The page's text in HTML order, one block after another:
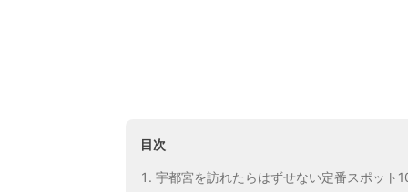
目次
宇都宮を訪れたらはずせない定番スポット